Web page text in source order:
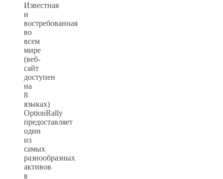
Известная
и
востребованная
во
всем
мире
(веб-
сайт
доступен
на
8
языках)
OptionRally
предоставляет
один
из
самых
разнообразных
активов
в